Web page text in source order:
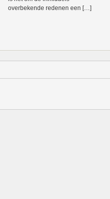
overbekende redenen een […]